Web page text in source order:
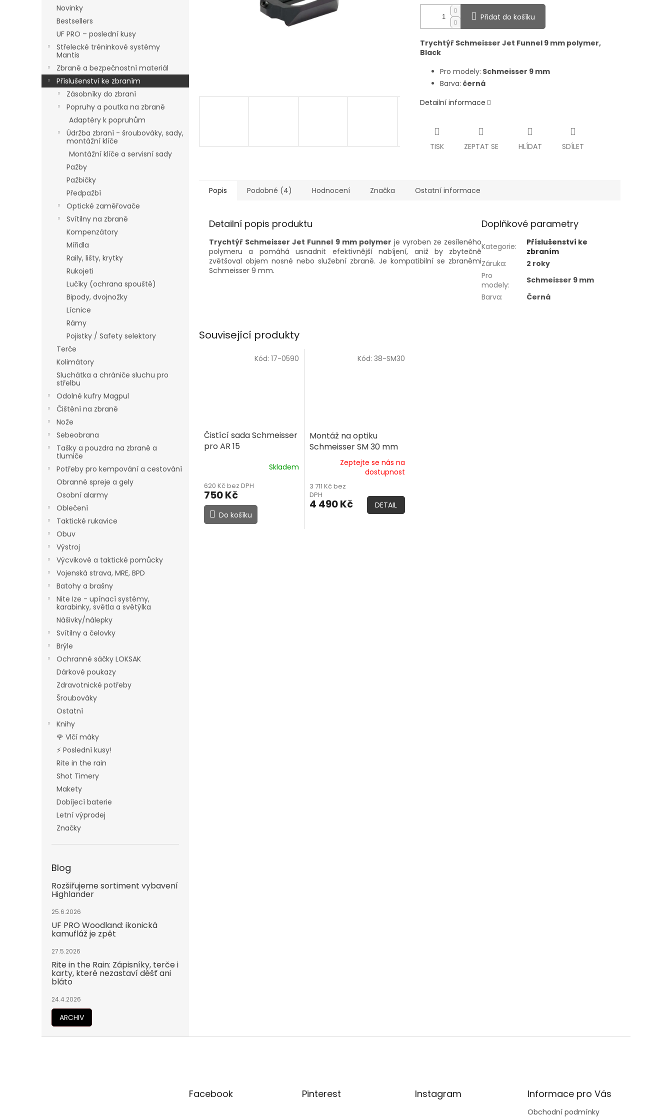
Novinky
Bestsellers
UF PRO – poslední kusy
Střelecké tréninkové systémy
Mantis
Zbraně a bezpečnostní materiál
Příslušenství ke zbraním
Zásobníky do zbraní
Popruhy a poutka na zbraně
Adaptéry k popruhům
Údržba zbraní - šroubováky, sady,
montážní klíče
Montážní klíče a servisní sady
Pažby
Pažbičky
Předpažbí
Optické zaměřovače
Svítilny na zbraně
Kompenzátory
Mířidla
Raily, lišty, krytky
Rukojeti
Lučíky (ochrana spouště)
Bipody, dvojnožky
Lícnice
Rámy
Pojistky / Safety selektory
Terče
Kolimátory
Sluchátka a chrániče sluchu pro
střelbu
Odolné kufry Magpul
Čištění na zbraně
Nože
Sebeobrana
Tašky a pouzdra na zbraně a
tlumiče
Potřeby pro kempování a cestování
Obranné spreje a gely
Osobní alarmy
Oblečení
Taktické rukavice
Obuv
Výstroj
Výcvikové a taktické pomůcky
Vojenská strava, MRE, BPD
Batohy a brašny
Nite Ize - upínací systémy,
karabinky, světla a světýlka
Nášivky/nálepky
Svítilny a čelovky
Brýle
Ochranné sáčky LOKSAK
Dárkové poukazy
Zdravotnické potřeby
Šroubováky
Ostatní
Knihy
🌹 Vlčí máky
⚡ Poslední kusy!
Rite in the rain
Shot Timery
Makety
Dobíjecí baterie
Letní výprodej
Značky
Blog
Rozšiřujeme sortiment vybavení
Highlander
25.6.2026
UF PRO Woodland: ikonická
kamufláž je zpět
27.5.2026
Rite in the Rain: Zápisníky, terče i
karty, které nezastaví déšť ani
bláto
24.4.2026
ARCHIV
Přidat do košíku
Trychtýř Schmeisser Jet Funnel 9 mm polymer,
Black
Pro modely: Schmeisser 9 mm
Barva: černá
Detailní informace
TISK ZEPTAT SE HLÍDAT SDÍLET
Související produkty
Čistící sada Schmeisser
pro AR 15
Skladem
620 Kč bez DPH
750 Kč
Do košíku
Kód: 17-0590
Montáž na optiku
Schmeisser SM 30 mm
Zeptejte se nás na
dostupnost
3 711 Kč bez
DPH
4 490 Kč DETAIL
Kód: 38-SM30
Popis Podobné (4) Hodnocení Značka Ostatní informace
Detailní popis produktu
Trychtýř Schmeisser Jet Funnel 9 mm polymer je vyroben ze zesíleného
polymeru a pomáhá usnadnit efektivnější nabíjení, aniž by zbytečně
zvětšoval objem nosné nebo služební zbraně. Je kompatibilní se zbraněmi
Schmeisser 9 mm.
Doplňkové parametry
Kategorie:
Příslušenství ke
zbraním
Záruka:
2 roky
Pro
modely:
Schmeisser 9 mm
Barva: Černá
Facebook Pinterest Instagram Informace pro Vás
Obchodní podmínky